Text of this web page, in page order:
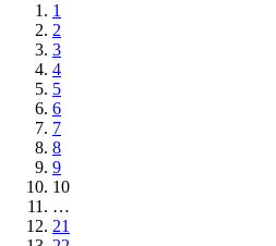
1
2
3
4
5
6
7
8
9
10
…
21